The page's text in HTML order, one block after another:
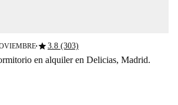
■star3.8 (303)
en alquiler en Delicias, Madrid.